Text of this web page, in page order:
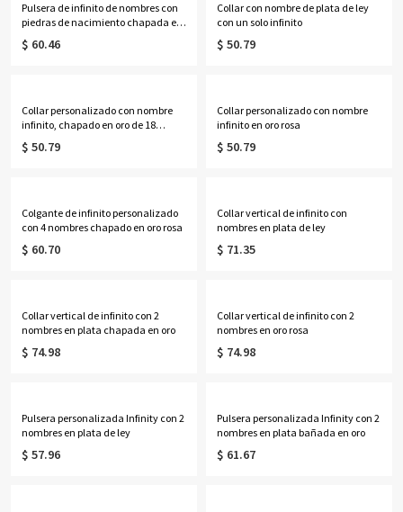
Pulsera de infinito de nombres con
piedras de nacimiento chapada en
oro rosa
$ 60.46
Collar con nombre de plata de ley
con un solo infinito
$ 50.79
Collar personalizado con nombre
infinito, chapado en oro de 18
quilates
$ 50.79
Collar personalizado con nombre
infinito en oro rosa
$ 50.79
Colgante de infinito personalizado
con 4 nombres chapado en oro rosa
$ 60.70
Collar vertical de infinito con
nombres en plata de ley
$ 71.35
Collar vertical de infinito con 2
nombres en plata chapada en oro
$ 74.98
Collar vertical de infinito con 2
nombres en oro rosa
$ 74.98
Pulsera personalizada Infinity con 2
nombres en plata de ley
$ 57.96
Pulsera personalizada Infinity con 2
nombres en plata bañada en oro
$ 61.67